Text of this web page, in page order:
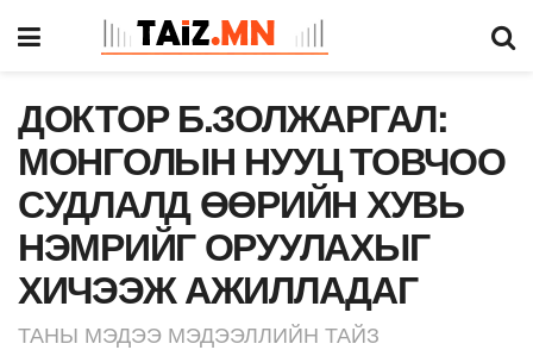
ДОКТОР Б.ЗОЛЖАРГАЛ:
МОНГОЛЫН НУУЦ ТОВЧОО
СУДЛАЛД ӨӨРИЙН ХУВЬ
НЭМРИЙГ ОРУУЛАХЫГ
ХИЧЭЭЖ АЖИЛЛАДАГ
ТАНЫ МЭДЭЭ МЭДЭЭЛЛИЙН ТАЙЗ